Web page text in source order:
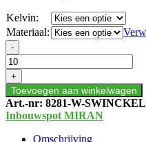
Kelvin:
Materiaal:
LED
INBOUWSPOT
MIRAN-
SLIM-
FIT
5W/7W
CCT-
-
+
Toevoegen aan winkelwagen
Art.-nr: 8281-W-
Inbouwspot MIRAN
Omschrijving